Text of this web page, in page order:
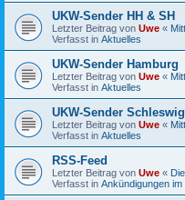
UKW-Sender HH & SH
Letzter Beitrag von Uwe «
Verfasst in Aktuelles
UKW-Sender Hamburg
Letzter Beitrag von Uwe «
Verfasst in Aktuelles
UKW-Sender
Letzter Beitrag von Uwe «
Verfasst in Aktuelles
RSS-Feed
Letzter Beitrag von Uwe «
Verfasst in Ankündigungen im